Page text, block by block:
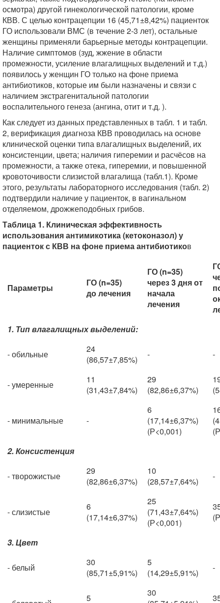
осмотра) другой гинекологической патологии, кроме
КВВ. С целью контрацепции 16 (45,71±8,42%) пациенток
ГО использовали ВМС (в течение 2-3 лет), остальные
женщины применяли барьерные методы контрацепции.
Наличие симптомов (зуд, жжение в области
промежности, усиление влагалищных выделений и т.д.)
появилось у женщин ГО только на фоне приема
антибиотиков, которые им были назначены и связи с
наличием экстрагенитальной патологии
воспалительного генеза (ангина, отит и т.д. ).
Как следует из данных представленных в табл. 1 и табл.
2, верификация диагноза КВВ проводилась на основе
клинической оценки типа влагалищных выделений, их
консистенции, цвета; наличия гиперемии и расчёсов на
промежности, а также отека, гиперемии, и повышенной
кровоточивости слизистой влагалища (табл.1). Кроме
этого, результаты лабораторного исследования (табл. 2)
подтвердили наличие у пациенток, в вагинальном
отделяемом, дрожжеподобных грибов.
Таблица 1. Клиническая эффективность
использования антимикотика (кетоконазол) у
пациенток с КВВ на фоне приема антибиотиков
Параметры
ГО (n=35)
до лечения
ГО (n=35)
через 3 дня от
начала
лечения
1. Тип влагалищных выделений:
- обильные
24
(86,57±7,85%)
- -
- умеренные
11
(31,43±7,84%)
29
(82,86±6,37%)
- минимальные -
6
(17,14±6,37%)
(Р<0,001)
2. Консистенция
- творожистые
29
(82,86±6,37%)
10
(28,57±7,64%)
-
- слизистые
6
(17,14±6,37%)
25
(71,43±7,64%)
(Р<0,001)
3. Цвет
- белый
30
(85,71±5,91%)
5
(14,29±5,91%)
-
5
30